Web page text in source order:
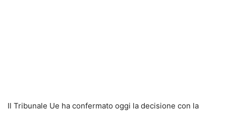
Il Tribunale Ue ha confermato oggi la decisione con la